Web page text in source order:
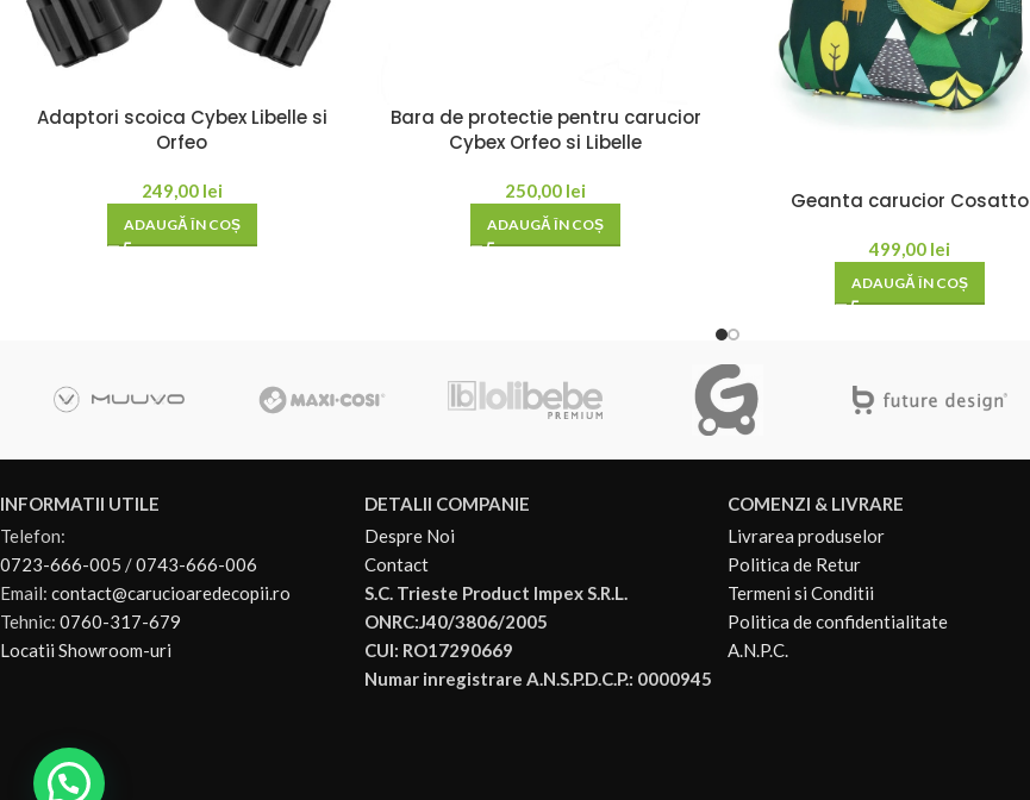
Adaptori scoica Cybex Libelle si
Orfeo
249,00 lei
ADAUGĂ ÎN COȘ
Bara de protectie pentru carucior
Cybex Orfeo si Libelle
250,00 lei
ADAUGĂ ÎN COȘ
Geanta carucior Cosatto
499,00 lei
ADAUGĂ ÎN COȘ
INFORMATII UTILE
Telefon:
0723-666-005 /0743-666-006
Email: contact@carucioaredecopii.ro
Tehnic: 0760-317-679
Locatii Showroom-uri
DETALII COMPANIE
Despre Noi
Contact
S.C. Trieste Product Impex S.R.L.
ONRC:J40/3806/2005
CUI: RO17290669
Numar inregistrare A.N.S.P.D.C.P.: 0000945
COMENZI & LIVRARE
Livrarea produselor
Politica de Retur
Termeni si Conditii
Politica de confidentialitate
A.N.P.C.